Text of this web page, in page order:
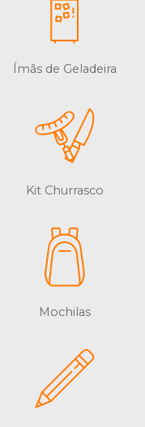
Ímãs de Geladeira
Kit Churrasco
Mochilas